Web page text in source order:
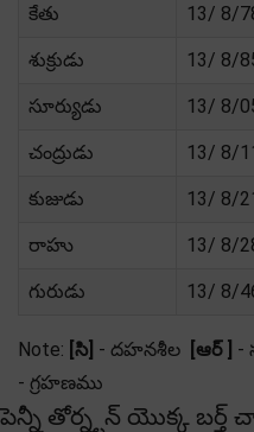
కేతు 13/ 8/
శుక్రుడు 13/ 8/
సూర్యుడు 13/ 8/
చంద్రుడు 13/ 8/
కుజుడు 13/ 8/
రాహు 13/ 8/
గురుడు 13/ 8/
Note: [సి] - దహనశీల [ఆర్ ] -
- గ్రహణము
పెన్నీ తోర్న్టన్ యొక్క బర్త్